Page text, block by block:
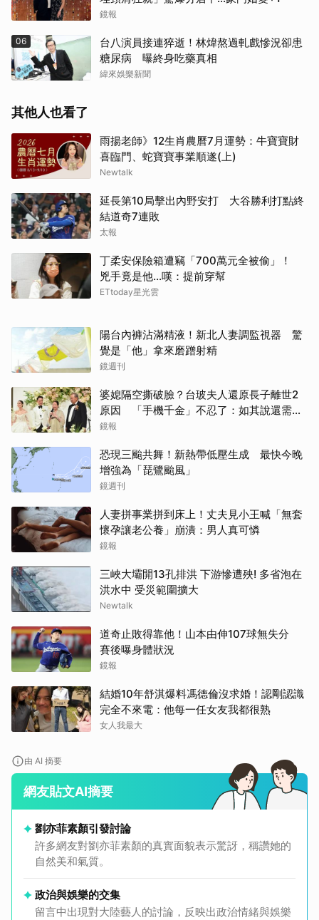
鏡報
06
台八演員接連猝逝！林煒熬過軋戲慘況卻患
糖尿病 曝終身吃藥真相
緯來娛樂新聞
其他人也看了
雨揚老師》12生肖農曆7月運勢：牛寶寶財
喜臨門、蛇寶寶事業順遂(上)
Newtalk
延長第10局擊出內野安打 大谷勝利打點終
結道奇7連敗
太報
丁柔安保險箱遭竊「700萬元全被偷」！
兇手竟是他...嘆：提前穿幫
ETtoday星光雲
陽台內褲沾滿精液！新北人妻調監視器 驚
覺是「他」拿來磨蹭射精
鏡週刊
婆媳隔空撕破臉？台玻夫人還原長子離世2
原因 「手機千金」不忍了：如其說還需要
離開嗎？
鏡報
恐現三颱共舞！新熱帶低壓生成 最快今晚
增強為「琵鷺颱風」
鏡週刊
人妻拼事業拼到床上！丈夫見小王喊「無套
懷孕讓老公養」崩潰：男人真可憐
鏡報
三峽大壩開13孔排洪 下游慘遭殃! 多省泡在
洪水中 受災範圍擴大
Newtalk
道奇止敗得靠他！山本由伸107球無失分
賽後曝身體狀況
鏡報
結婚10年舒淇爆料馮德倫沒求婚！認剛認識
完全不來電：他每一任女友我都很熟
女人我最大
由 AI 摘要
網友貼文AI摘要
劉亦菲素顏引發討論
許多網友對劉亦菲素顏的真實面貌表示驚訝，稱讚她的
自然美和氣質。
政治與娛樂的交集
留言中出現對大陸藝人的討論，反映出政治情緒與娛樂